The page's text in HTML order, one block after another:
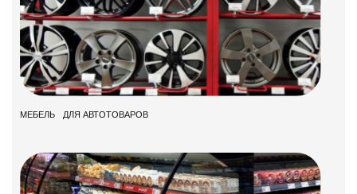
МЕБЕЛЬ ДЛЯ АВТОТОВАРОВ